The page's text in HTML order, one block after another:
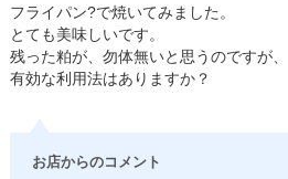
フライパン?で焼いてみました。
とても美味しいです。
残った粕が、勿体無いと思うのですが、
有効な利用法はありますか？
お店からのコメント